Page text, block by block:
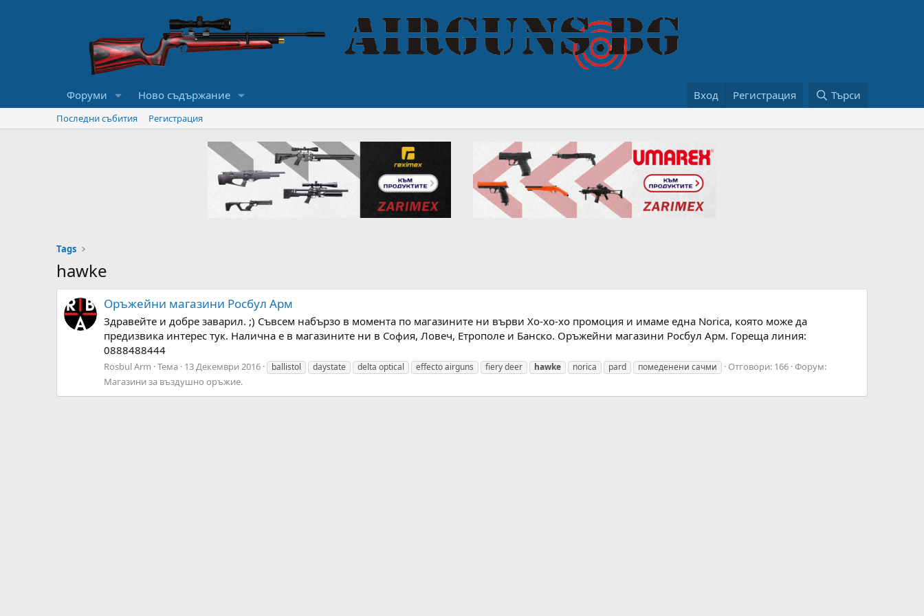
Форуми Ново съдържание Вход Регистрация Търси
Последни събития Регистрация
Tags
hawke
Оръжейни магазини Росбул Арм
Здравейте и добре заварил. ;) Съвсем набързо в момента по магазините ни върви Хо-хо-хо промоция и имаме една Norica, която може да
предизвика интерес тук. Налична е в магазините ни в София, Ловеч, Етрополе и Банско. Оръжейни магазини Росбул Арм. Гореща линия:
0888488444
Rosbul Arm Тема 13 Декември 2016 ballistol daystate delta optical effecto airguns fiery deer hawke norica pard помеденени сачми Отговори: 166 Форум:
Магазини за въздушно оръжие.